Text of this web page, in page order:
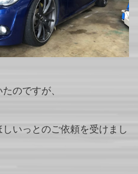
のですが、
いっとのご依頼を受けまし